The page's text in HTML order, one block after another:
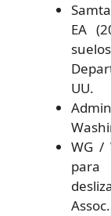
EA
UU.
WG /